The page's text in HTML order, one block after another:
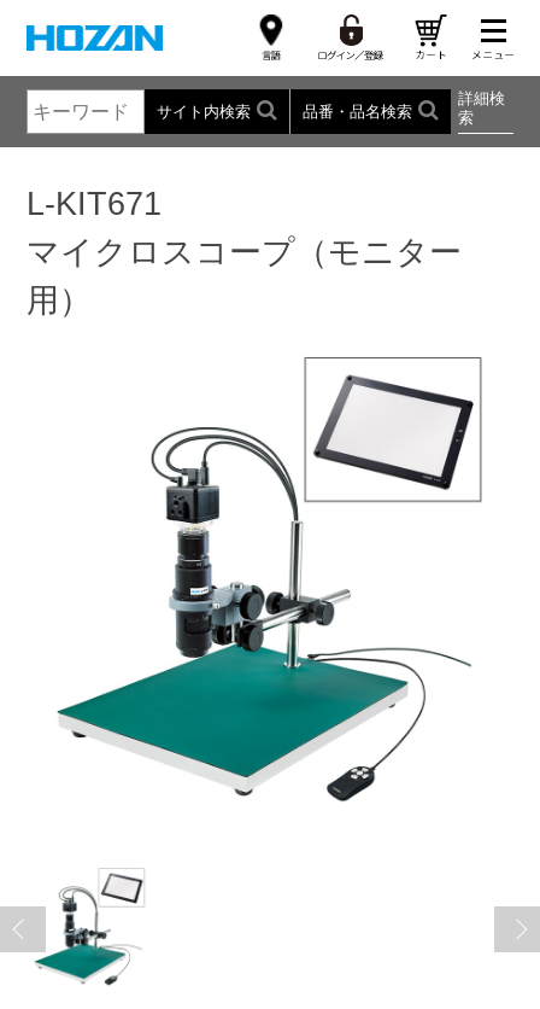
サイト内検索 品番・品名検索
詳細検
索
L-KIT671
マイクロスコープ（モニター
用）